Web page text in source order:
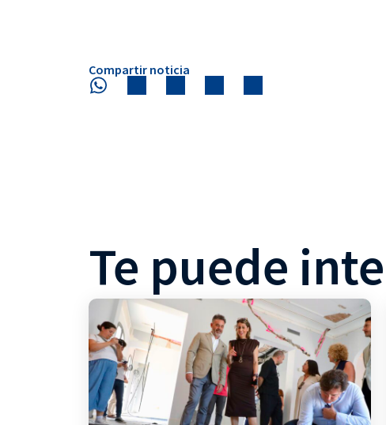
Compartir noticia
Te puede